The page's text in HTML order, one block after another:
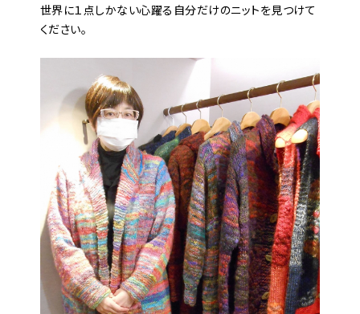
世界に１点しかない心躍る自分だけのニットを見つけて
ください。